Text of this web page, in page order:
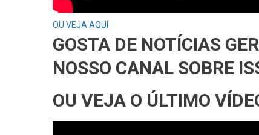
OU VEJA AQUI
GOSTA DE NOTÍCIAS
NOSSO CANAL SOBRE
OU VEJA O ÚLTIMO